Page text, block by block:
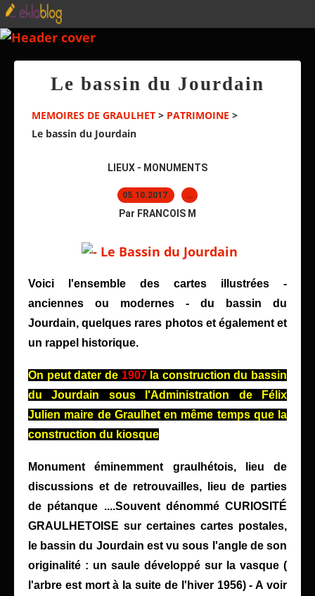
Le bassin du Jourdain
MEMOIRES DE GRAULHET > PATRIMOINE >
Le bassin du Jourdain
LIEUX - MONUMENTS
05.10.2017 …
Par FRANCOIS M
Voici l'ensemble des cartes illustrées -
anciennes ou modernes - du bassin du
Jourdain, quelques rares photos et également et
un rappel historique.
On peut dater de 1907la construction du bassin
du Jourdain sous l'Administration de Félix
Julien maire de Graulhet en même temps que la
construction du kiosque
Monument éminemment graulhétois, lieu de
discussions et de retrouvailles, lieu de parties
de pétanque ....Souvent dénommé CURIOSITÉ
GRAULHETOISE sur certaines cartes postales,
le bassin du Jourdain est vu sous l'angle de son
originalité : un saule développé sur la vasque (
l'arbre est mort à la suite de l'hiver 1956) - A voir